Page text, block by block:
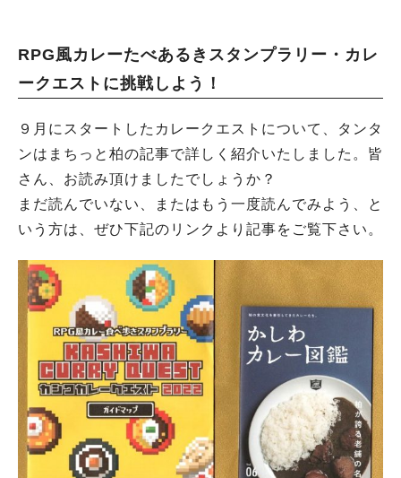
RPG風カレーたべあるきスタンプラリー・カレ
ークエストに挑戦しよう！
９月にスタートしたカレークエストについて、タンタ
ンはまちっと柏の記事で詳しく紹介いたしました。皆
さん、お読み頂けましたでしょうか？
まだ読んでいない、またはもう一度読んでみよう、と
いう方は、ぜひ下記のリンクより記事をご覧下さい。